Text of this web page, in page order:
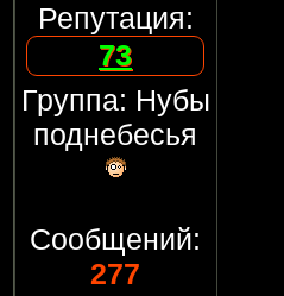
Репутация:
73
Группа: Нубы
поднебесья
Сообщений:
277